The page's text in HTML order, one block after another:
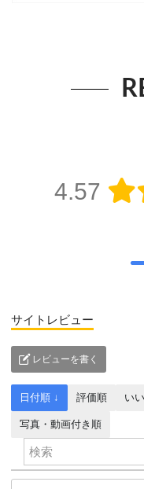
4.57
サイトレビュー
レビューを書く
日付順 ↓ 評価順 い
写真・動画付き順